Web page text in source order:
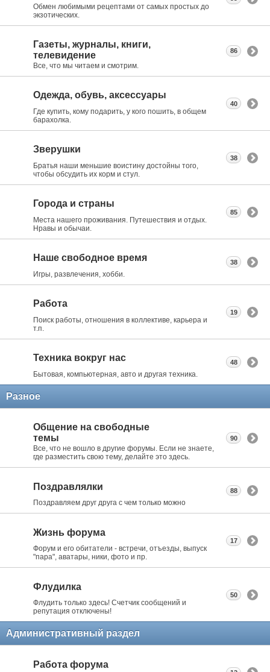
Обмен любимыми рецептами от самых простых до
экзотических.
Газеты, журналы, книги,
телевидение
Все, что мы читаем и смотрим.
86
Одежда, обувь, аксессуары
Где купить, кому подарить, у кого пошить, в общем
барахолка.
40
Зверушки
Братья наши меньшие воистину достойны того,
чтобы обсудить их корм и стул.
38
Города и страны
Места нашего проживания. Путешествия и отдых.
Нравы и обычаи.
85
Наше свободное время
Игры, развлечения, хобби.
38
Работа
Поиск работы, отношения в коллективе, карьера и
т.п.
19
Техника вокруг нас
Бытовая, компьютерная, авто и другая техника.
48
Разное
Общение на свободные
темы
Все, что не вошло в другие форумы. Если не знаете,
где разместить свою тему, делайте это здесь.
90
Поздравлялки
Поздравляем друг друга с чем только можно
88
Жизнь форума
Форум и его обитатели - встречи, отъезды, выпуск
"пара", аватары, ники, фото и пр.
17
Флудилка
Флудить только здесь! Счетчик сообщений и
репутация отключены!
50
Административный раздел
Работа форума